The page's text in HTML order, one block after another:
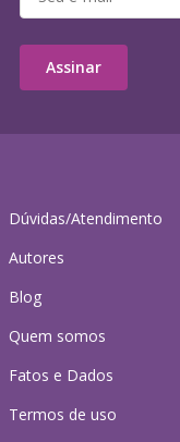
Dúvidas/Atendimento
Autores
Blog
Quem somos
Fatos e Dados
Termos de uso
Assinar